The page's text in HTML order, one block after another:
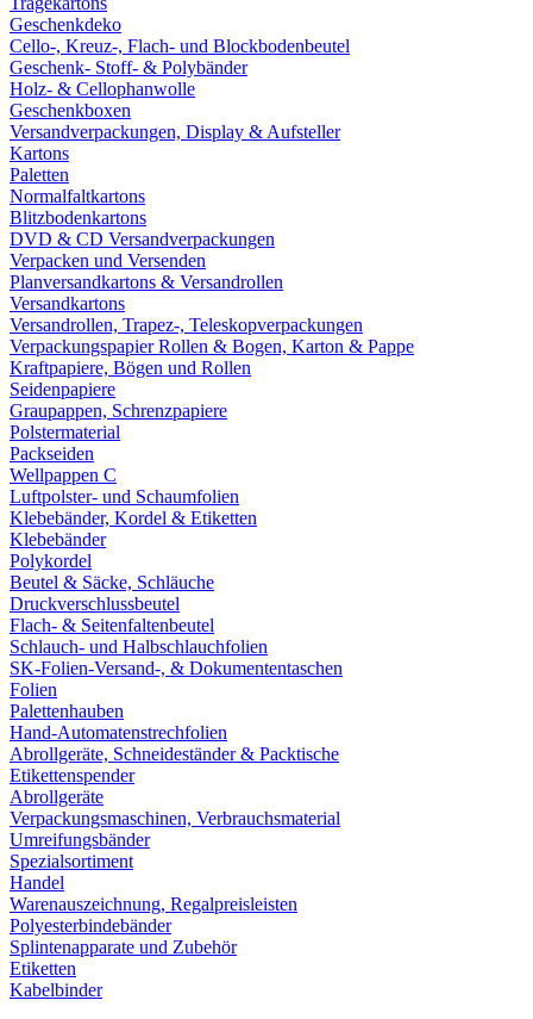
Geschenkdeko
Cello-, Kreuz-, Flach- und Blockbodenbeutel
Geschenk- Stoff- & Polybänder
Holz- & Cellophanwolle
Geschenkboxen
Versandverpackungen, Display & Aufsteller
Kartons
Paletten
Normalfaltkartons
Blitzbodenkartons
DVD & CD Versandverpackungen
Verpacken und Versenden
Planversandkartons & Versandrollen
Versandkartons
Versandrollen, Trapez-, Teleskopverpackungen
Verpackungspapier Rollen & Bogen, Karton & Pappe
Kraftpapiere, Bögen und Rollen
Seidenpapiere
Graupappen, Schrenzpapiere
Polstermaterial
Packseiden
Wellpappen C
Luftpolster- und Schaumfolien
Klebebänder, Kordel & Etiketten
Klebebänder
Polykordel
Beutel & Säcke, Schläuche
Druckverschlussbeutel
Flach- & Seitenfaltenbeutel
Schlauch- und Halbschlauchfolien
SK-Folien-Versand-, & Dokumententaschen
Folien
Palettenhauben
Hand-Automatenstrechfolien
Abrollgeräte, Schneideständer & Packtische
Etikettenspender
Abrollgeräte
Verpackungsmaschinen, Verbrauchsmaterial
Umreifungsbänder
Spezialsortiment
Handel
Warenauszeichnung, Regalpreisleisten
Polyesterbindebänder
Splintenapparate und Zubehör
Etiketten
Kabelbinder